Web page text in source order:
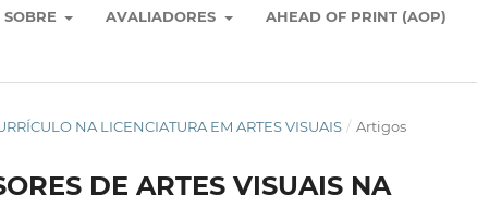
SOBRE AVALIADORES AHEAD OF PRINT (AOP)
NA LICENCIATURA EM ARTES VISUAIS / Artigos
DE ARTES VISUAIS NA